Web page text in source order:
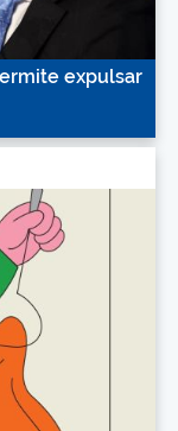
expulsar